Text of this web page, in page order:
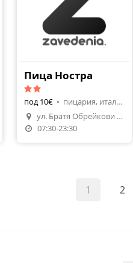
Пица Ностра
под 10€ •
пицария, италианска
ул. Братя Обрейкови 29
07:30-23:30
1 2